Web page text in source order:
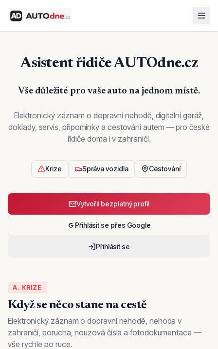
Asistent řidiče AUTOdne.cz
Vše důležité pro vaše auto na jednom místě.
Elektronický záznam o dopravní nehodě, digitální garáž,
doklady, servis, připomínky a cestování autem — pro české
řidiče doma i v zahraničí.
Krize Správa vozidla Cestování
Vytvořit bezplatný profil
Přihlásit se přes Google
Přihlásit se
A. KRIZE
Když se něco stane na cestě
Elektronický záznam o dopravní nehodě, nehoda v
zahraničí, porucha, nouzová čísla a fotodokumentace —
vše rychle po ruce.